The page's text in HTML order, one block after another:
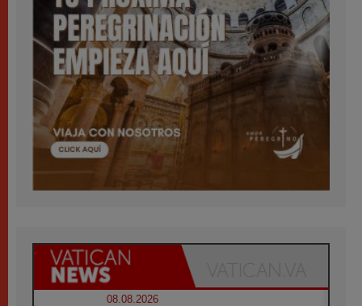
08.08.2026